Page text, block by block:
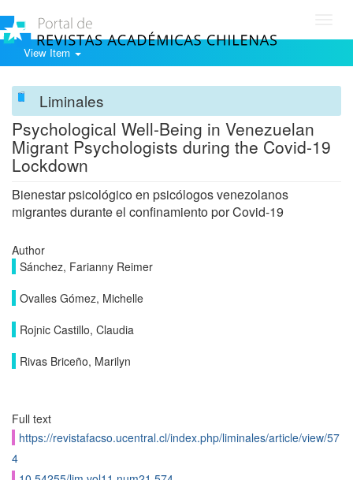
View Item
Liminales
Psychological Well-Being in Venezuelan
Migrant Psychologists during the Covid-19
Lockdown
Bienestar psicológico en psicólogos venezolanos
migrantes durante el confinamiento por Covid-19
Author
Sánchez, Farianny Reimer
Ovalles Gómez, Michelle
Rojnic Castillo, Claudia
Rivas Briceño, Marilyn
Full text
https://revistafacso.ucentral.cl/index.php/liminales/article/view/57
4